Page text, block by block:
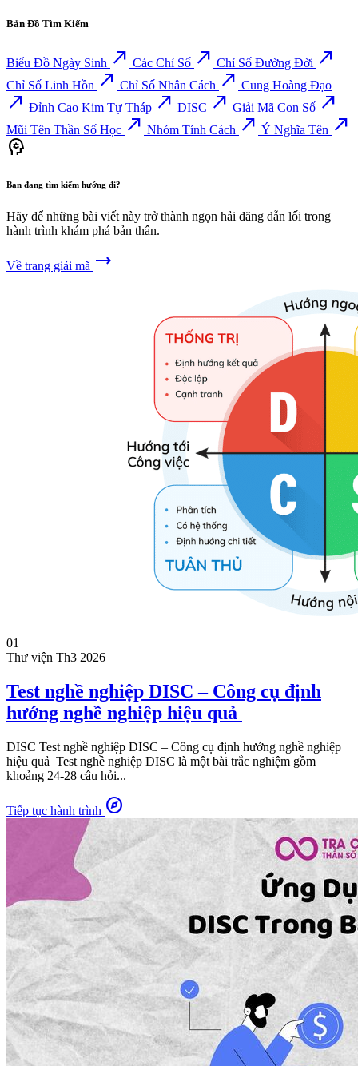
Bản Đồ Tìm Kiếm
Biểu Đồ Ngày Sinh north_east Các Chỉ Số north_east Chỉ Số Đường Đời north_east
Chỉ Số Linh Hồn north_east Chỉ Số Nhân Cách north_east Cung Hoàng Đạo
north_east Đỉnh Cao Kim Tự Tháp north_east DISC north_east Giải Mã Con Số north_east
Mũi Tên Thần Số Học north_east Nhóm Tính Cách north_east Ý Nghĩa Tên north_east
psychology
Bạn đang tìm kiếm hướng đi?
Hãy để những bài viết này trở thành ngọn hải đăng dẫn lối trong
hành trình khám phá bản thân.
Về trang giải mã trending_flat
01
Thư viện Th3 2026
Test nghề nghiệp DISC – Công cụ định
hướng nghề nghiệp hiệu quả
DISC Test nghề nghiệp DISC – Công cụ định hướng nghề nghiệp
hiệu quả Test nghề nghiệp DISC là một bài trắc nghiệm gồm
khoảng 24-28 câu hỏi...
Tiếp tục hành trình explore